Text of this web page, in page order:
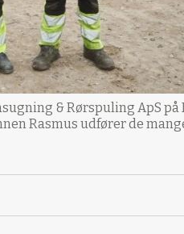
& Rørspuling ApS på
Rasmus udfører de